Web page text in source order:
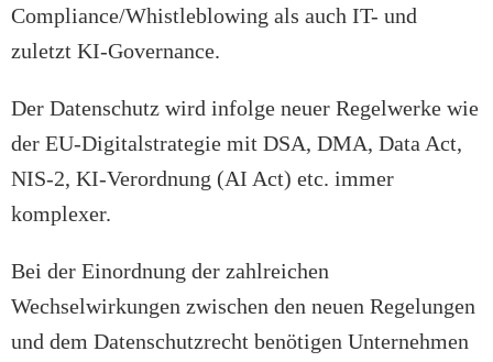
Compliance/Whistleblowing als auch IT- und
zuletzt KI-Governance.
Der Datenschutz wird infolge neuer Regelwerke wie
der EU-Digitalstrategie mit DSA, DMA, Data Act,
NIS-2, KI-Verordnung (AI Act) etc. immer
komplexer.
Bei der Einordnung der zahlreichen
Wechselwirkungen zwischen den neuen Regelungen
und dem Datenschutzrecht benötigen Unternehmen